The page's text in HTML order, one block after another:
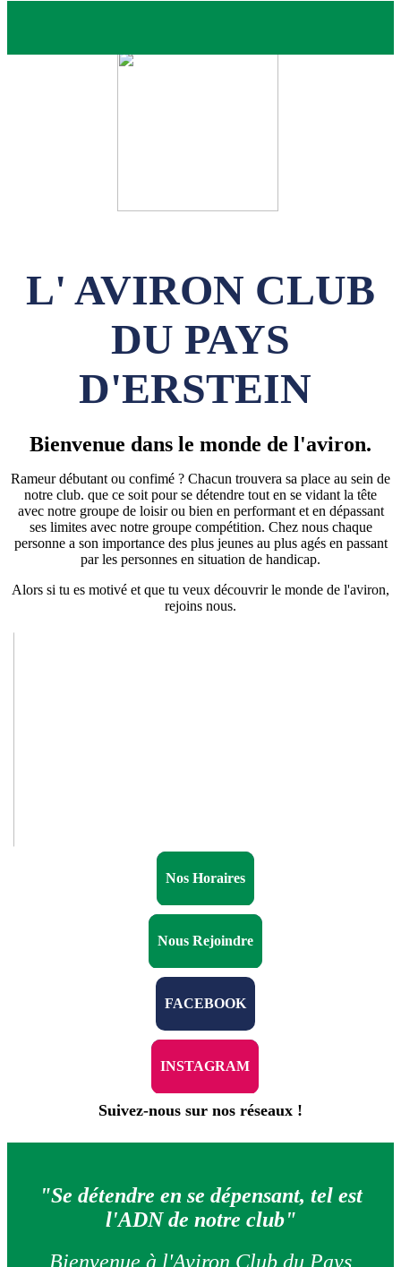
L' AVIRON CLUB
DU PAYS
D'ERSTEIN
Bienvenue dans le monde de l'aviron.
Rameur débutant ou confimé ? Chacun trouvera sa place au sein de
notre club. que ce soit pour se détendre tout en se vidant la tête
avec notre groupe de loisir ou bien en performant et en dépassant
ses limites avec notre groupe compétition. Chez nous chaque
personne a son importance des plus jeunes au plus agés en passant
par les personnes en situation de handicap.
Alors si tu es motivé et que tu veux découvrir le monde de l'aviron,
rejoins nous.
Nos Horaires
Nous Rejoindre
FACEBOOK
INSTAGRAM
Suivez-nous sur nos réseaux !
"Se détendre en se dépensant, tel est
l'ADN de notre club"
Bienvenue à l'Aviron Club du Pays